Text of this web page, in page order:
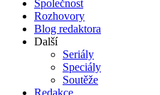
Společnost
Rozhovory
Blog redaktora
Další
Seriály
Speciály
Soutěže
Redakce